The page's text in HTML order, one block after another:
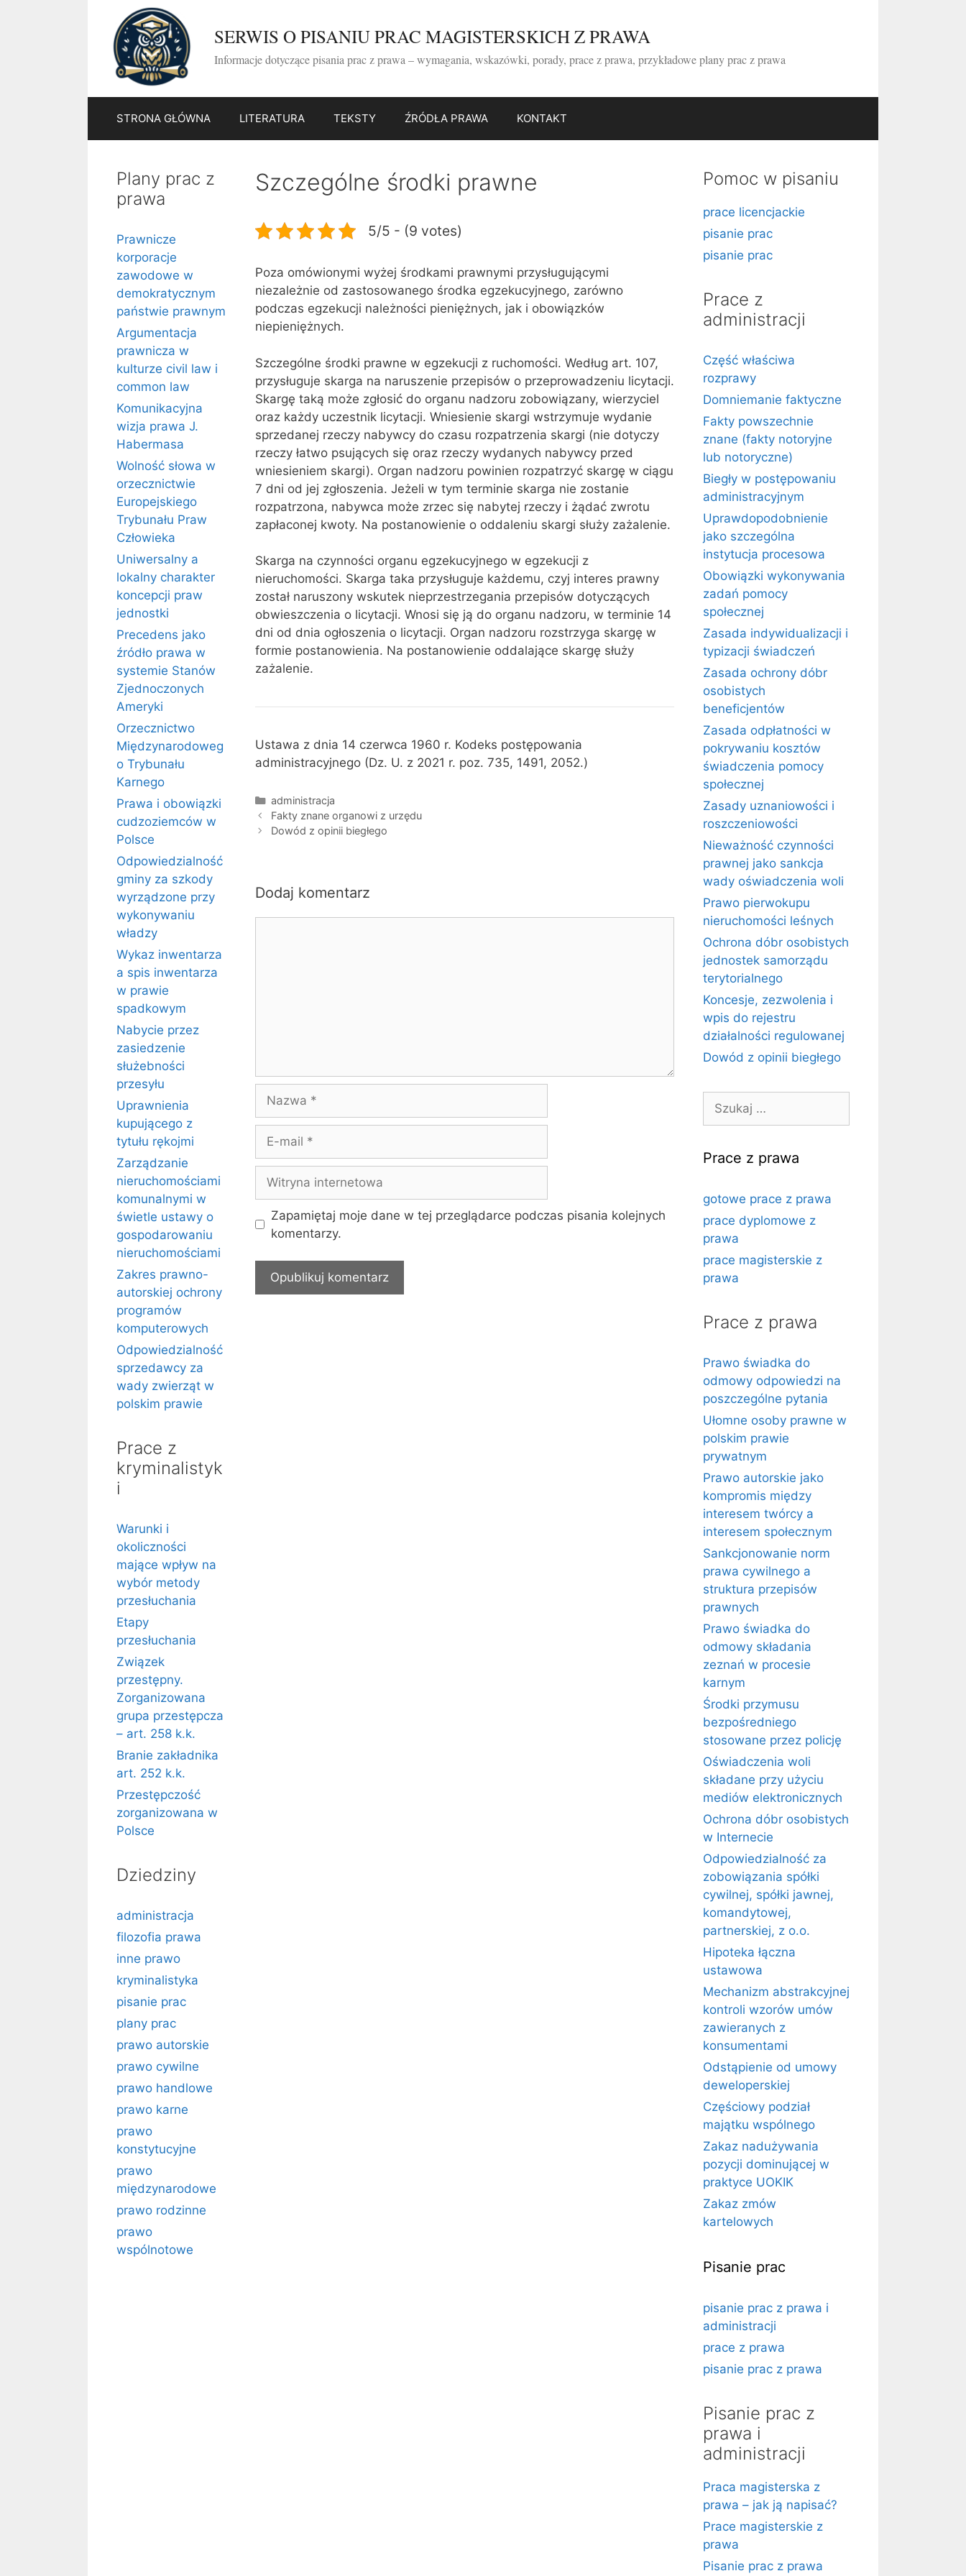
SERWIS O PISANIU PRAC MAGISTERSKICH Z PRAWA
Informacje dotyczące pisania prac z prawa – wymagania, wskazówki, porady, prace z prawa, przykładowe plany prac z prawa
STRONA GŁÓWNA LITERATURA TEKSTY ŹRÓDŁA PRAWA KONTAKT
Szczególne środki prawne
5/5 - (9 votes)
Poza omówionymi wyżej środkami prawnymi przysługującymi
niezależnie od zastosowanego środka egzekucyjnego, zarówno
podczas egzekucji należności pieniężnych, jak i obowiązków
niepieniężnych.
Szczególne środki prawne w egzekucji z ruchomości. Według art. 107,
przysługuje skarga na naruszenie przepisów o przeprowadzeniu licytacji.
Skargę taką może zgłosić do organu nadzoru zobowiązany, wierzyciel
oraz każdy uczestnik licytacji. Wniesienie skargi wstrzymuje wydanie
sprzedanej rzeczy nabywcy do czasu rozpatrzenia skargi (nie dotyczy
rzeczy łatwo psujących się oraz rzeczy wydanych nabywcy przed
wniesieniem skargi). Organ nadzoru powinien rozpatrzyć skargę w ciągu
7 dni od jej zgłoszenia. Jeżeli w tym terminie skarga nie zostanie
rozpatrzona, nabywca może zrzec się nabytej rzeczy i żądać zwrotu
zapłaconej kwoty. Na postanowienie o oddaleniu skargi służy zażalenie.
Skarga na czynności organu egzekucyjnego w egzekucji z
nieruchomości. Skarga taka przysługuje każdemu, czyj interes prawny
został naruszony wskutek nieprzestrzegania przepisów dotyczących
obwieszczenia o licytacji. Wnosi się ją do organu nadzoru, w terminie 14
dni od dnia ogłoszenia o licytacji. Organ nadzoru rozstrzyga skargę w
formie postanowienia. Na postanowienie oddalające skargę służy
zażalenie.
Ustawa z dnia 14 czerwca 1960 r. Kodeks postępowania
administracyjnego (Dz. U. z 2021 r. poz. 735, 1491, 2052.)
Kategorie
administracja
Fakty znane organowi z urzędu
Dowód z opinii biegłego
Dodaj komentarz
mail
internetowa
Zapamiętaj moje dane w tej przeglądarce podczas pisania kolejnych
komentarzy.
Plany prac z
prawa
Prawnicze
korporacje
zawodowe w
demokratycznym
państwie prawnym
Argumentacja
prawnicza w
kulturze civil law i
common law
Komunikacyjna
wizja prawa J.
Habermasa
Wolność słowa w
orzecznictwie
Europejskiego
Trybunału Praw
Człowieka
Uniwersalny a
lokalny charakter
koncepcji praw
jednostki
Precedens jako
źródło prawa w
systemie Stanów
Zjednoczonych
Ameryki
Orzecznictwo
Międzynarodoweg
o Trybunału
Karnego
Prawa i obowiązki
cudzoziemców w
Polsce
Odpowiedzialność
gminy za szkody
wyrządzone przy
wykonywaniu
władzy
Wykaz inwentarza
a spis inwentarza
w prawie
spadkowym
Nabycie przez
zasiedzenie
służebności
przesyłu
Uprawnienia
kupującego z
tytułu rękojmi
Zarządzanie
nieruchomościami
komunalnymi w
świetle ustawy o
gospodarowaniu
nieruchomościami
Zakres prawno-
autorskiej ochrony
programów
komputerowych
Odpowiedzialność
sprzedawcy za
wady zwierząt w
polskim prawie
Prace z
kryminalistyk
i
Warunki i
okoliczności
mające wpływ na
wybór metody
przesłuchania
Etapy
przesłuchania
Związek
przestępny.
Zorganizowana
grupa przestępcza
– art. 258 k.k.
Branie zakładnika
art. 252 k.k.
Przestępczość
zorganizowana w
Polsce
Dziedziny
administracja
filozofia prawa
inne prawo
kryminalistyka
pisanie prac
plany prac
prawo autorskie
prawo cywilne
prawo handlowe
prawo karne
prawo
konstytucyjne
prawo
międzynarodowe
prawo rodzinne
prawo
wspólnotowe
Pomoc w pisaniu
prace licencjackie
pisanie prac
pisanie prac
Prace z
administracji
Część właściwa
rozprawy
Domniemanie faktyczne
Fakty powszechnie
znane (fakty notoryjne
lub notoryczne)
Biegły w postępowaniu
administracyjnym
Uprawdopodobnienie
jako szczególna
instytucja procesowa
Obowiązki wykonywania
zadań pomocy
społecznej
Zasada indywidualizacji i
typizacji świadczeń
Zasada ochrony dóbr
osobistych
beneficjentów
Zasada odpłatności w
pokrywaniu kosztów
świadczenia pomocy
społecznej
Zasady uznaniowości i
roszczeniowości
Nieważność czynności
prawnej jako sankcja
wady oświadczenia woli
Prawo pierwokupu
nieruchomości leśnych
Ochrona dóbr osobistych
jednostek samorządu
terytorialnego
Koncesje, zezwolenia i
wpis do rejestru
działalności regulowanej
Dowód z opinii biegłego
Szukaj:
Prace z prawa
gotowe prace z prawa
prace dyplomowe z
prawa
prace magisterskie z
prawa
Prace z prawa
Prawo świadka do
odmowy odpowiedzi na
poszczególne pytania
Ułomne osoby prawne w
polskim prawie
prywatnym
Prawo autorskie jako
kompromis między
interesem twórcy a
interesem społecznym
Sankcjonowanie norm
prawa cywilnego a
struktura przepisów
prawnych
Prawo świadka do
odmowy składania
zeznań w procesie
karnym
Środki przymusu
bezpośredniego
stosowane przez policję
Oświadczenia woli
składane przy użyciu
mediów elektronicznych
Ochrona dóbr osobistych
w Internecie
Odpowiedzialność za
zobowiązania spółki
cywilnej, spółki jawnej,
komandytowej,
partnerskiej, z o.o.
Hipoteka łączna
ustawowa
Mechanizm abstrakcyjnej
kontroli wzorów umów
zawieranych z
konsumentami
Odstąpienie od umowy
deweloperskiej
Częściowy podział
majątku wspólnego
Zakaz nadużywania
pozycji dominującej w
praktyce UOKIK
Zakaz zmów
kartelowych
Pisanie prac
pisanie prac z prawa i
administracji
prace z prawa
pisanie prac z prawa
Pisanie prac z
prawa i
administracji
Praca magisterska z
prawa – jak ją napisać?
Prace magisterskie z
prawa
Pisanie prac z prawa